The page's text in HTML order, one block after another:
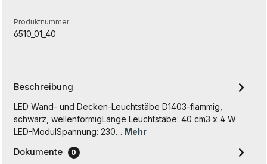
Produktnummer:
6510_01_40
Beschreibung
LED Wand- und Decken-Leuchtstäbe D1403-flammig,
schwarz, wellenförmigLänge Leuchtstäbe: 40 cm3 x 4 W
LED-ModulSpannung: 230… Mehr
Dokumente 0